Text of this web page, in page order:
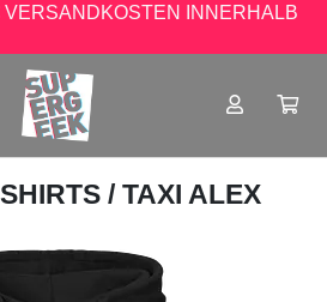
INNERHALB
/ TAXI ALEX